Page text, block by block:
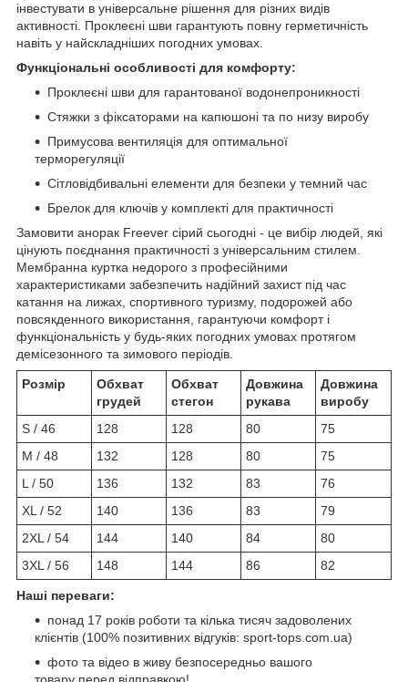
інвестувати в універсальне рішення для різних видів
активності. Проклеєні шви гарантують повну герметичність
навіть у найскладніших погодних умовах.
Функціональні особливості для комфорту:
Проклеєні шви для гарантованої водонепроникності
Стяжки з фіксаторами на капюшоні та по низу виробу
Примусова вентиляція для оптимальної
терморегуляції
Сітловідбивальні елементи для безпеки у темний час
Брелок для ключів у комплекті для практичності
Замовити анорак Freever сірий сьогодні - це вибір людей, які
цінують поєднання практичності з універсальним стилем.
Мембранна куртка недорого з професійними
характеристиками забезпечить надійний захист під час
катання на лижах, спортивного туризму, подорожей або
повсякденного використання, гарантуючи комфорт і
функціональність у будь-яких погодних умовах протягом
демісезонного та зимового періодів.
Розмір
Обхват
грудей
Обхват
стегон
Довжина
рукава
Довжина
виробу
S / 46
128 128 80
75
M / 48
132 128 80
75
L / 50
136 132 83
76
XL / 52
140 136 83
79
2XL / 54
144 140 84
80
3XL / 56
148 144 86 82
Наші переваги:
понад 17 років роботи та кілька тисяч задоволених
клієнтів (100% позитивних відгуків: sport-tops.com.ua)
фото та відео в живу безпосередньо вашого